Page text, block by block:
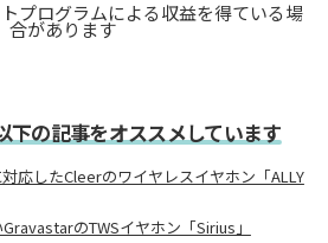
プログラムによる収益を得ている場
合があります
下の記事をオススメしています
応したCleerのワイヤレスイヤホン「ALLY
のTWSイヤホン「Sirius」